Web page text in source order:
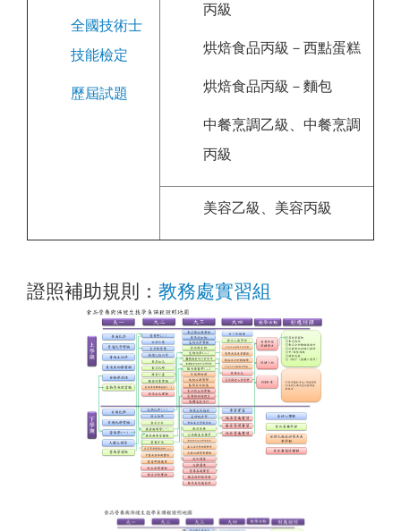
全國技術士
技能檢定
歷屆試題
丙級
烘焙食品丙級－西點蛋糕
烘焙食品丙級－麵包
中餐烹調乙級、中餐烹調
丙級
美容乙級、美容丙級
證照補助規則： 教務處實習組